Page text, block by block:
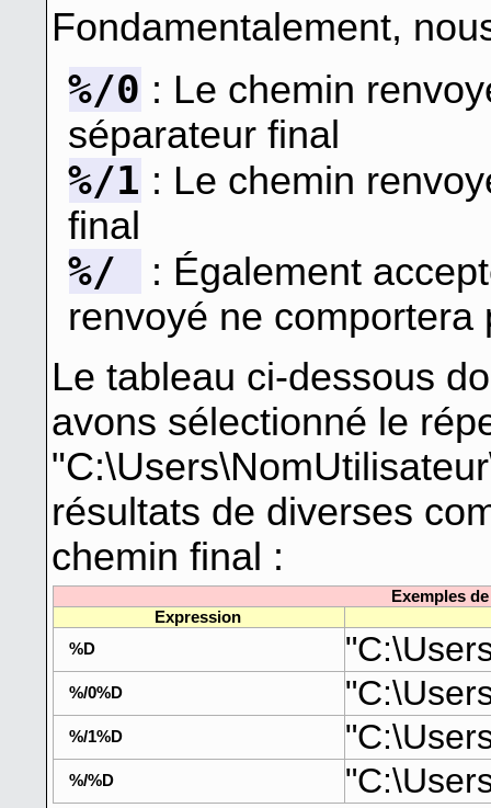
Fondamentalement,
%/0 : Le chemin
séparateur final
%/1 : Le chemin
final
%/
: Également
renvoyé ne
Le tableau ci-dessous
avons sélectionné le
résultats de diverses
chemin final :
Exemples
Expression
%D
%/0%D
%/1%D
%/%D